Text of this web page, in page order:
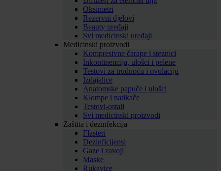
Oksimetri
Rezervni djelovi
Beauty uređaji
Svi medicinski uređaji
Medicinski proizvodi
Kompresivne čarape i steznici
Inkontinencija, ulošci i pelene
Testovi za trudnoću i ovulaciju
Izdajalice
Anatomske papuče i ulošci
Klompe i natikače
Testovi-ostali
Svi medicinski proizvodi
Zaštita i dezinfekcija
Flasteri
Dezinficijensi
Gaze i zavoji
Maske
Rukavice